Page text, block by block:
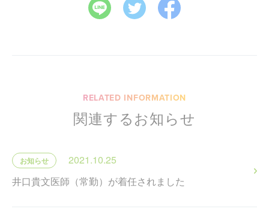
RELATED INFORMATION
関連するお知らせ
お知らせ
2021.10.25
井口貴文医師（常勤）が着任されました